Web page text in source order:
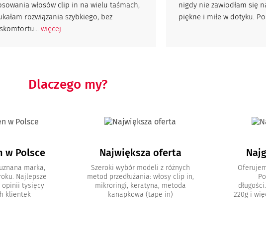
włosów clip in na wielu taśmach,
rozwiązania szybkiego, bez
więcej
nigdy nie zawiodłam się
piękne i miłe w dotyku.
Dlaczego my?
w Polsce
marka,
Najlepsze
opinii tysięcy
klientek
Największa oferta
Szeroki wybór modeli z różnych
metod przedłużania: włosy clip in,
mikroringi, keratyna, metoda
kanapkowa (tape in)
220g i